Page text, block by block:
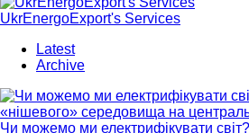
UkrEnergoExport's Services
Latest
Archive
Чи можемо ми електрифікувати світ?